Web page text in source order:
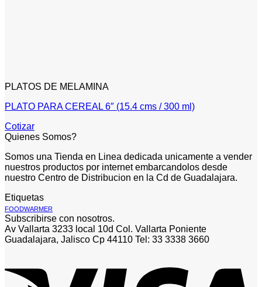
PLATOS DE MELAMINA
PLATO PARA CEREAL 6″ (15.4 cms / 300 ml)
Cotizar
Quienes Somos?
Somos una Tienda en Linea dedicada unicamente a vender
nuestros productos por internet embarcandolos desde
nuestro Centro de Distribucion en la Cd de Guadalajara.
Etiquetas
FOODWARMER
Subscribirse con nosotros.
Av Vallarta 3233 local 10d Col. Vallarta Poniente
Guadalajara, Jalisco Cp 44110 Tel: 33 3338 3660